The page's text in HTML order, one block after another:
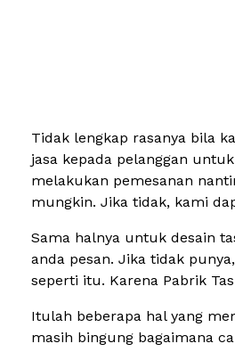
Tidak lengkap rasanya bila
jasa kepada pelanggan
melakukan pemesanan
mungkin. Jika tidak, kami
Sama halnya untuk desain
anda pesan. Jika tidak
seperti itu. Karena Pabrik Tas
Itulah beberapa hal yang
masih bingung bagaimana